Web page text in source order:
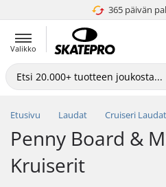
365 päivän4.8 /
Valikko
Etusivu Laudat Cruiseri Laudat
Penny Board &
Kruiserit